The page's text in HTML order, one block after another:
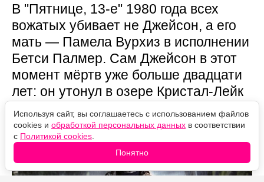
В "Пятнице, 13-е" 1980 года всех
вожатых убивает не Джейсон, а его
мать — Памела Вурхиз в исполнении
Бетси Палмер. Сам Джейсон в этот
момент мёртв уже больше двадцати
лет: он утонул в озере Кристал-Лейк
в 1957 году. Убийцей франшизы он
становится только во второй части.
Используя сайт, вы соглашаетесь с использованием файлов
cookies и обработкой персональных данных в соответствии
с Политикой cookies
Понятно